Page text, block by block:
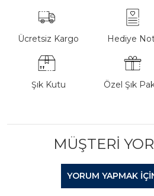
Ücretsiz Kargo Hediye
Şık Kutu Özel Şık
MÜŞTERI
YORUM YAPMAK